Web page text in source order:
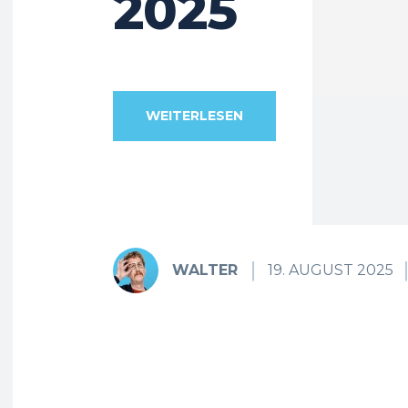
WEITERLESEN
WALTER 19. AUGUST 2025